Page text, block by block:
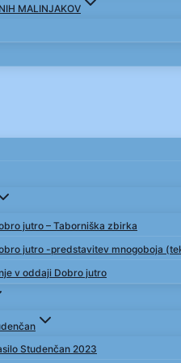
MALINJAKOV
jutro – Taborniška zbirka
jutro -predstavitev mnogoboja
v oddaji Dobro jutro
Studenčan 2023